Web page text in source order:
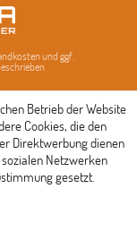
und ggf.
Betrieb der Website
Cookies, die den
Direktwerbung dienen
Netzwerken
gesetzt.